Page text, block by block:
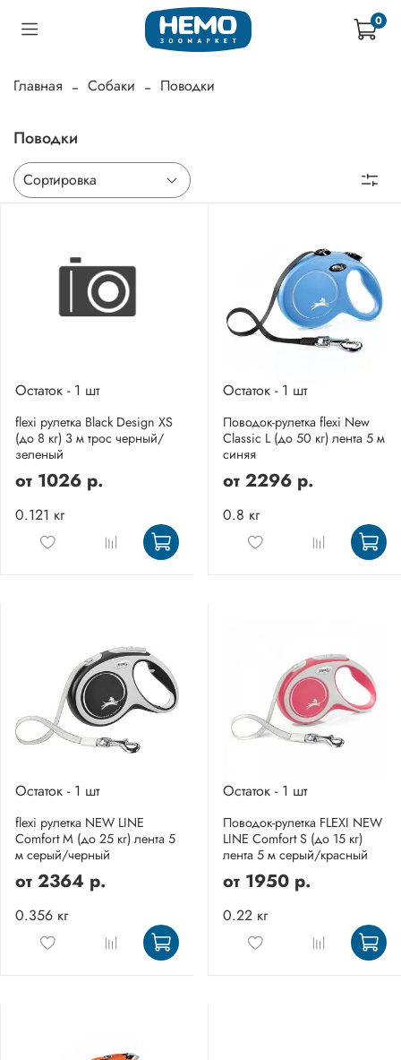
0
Главная Собаки Поводки
Поводки
Остаток - 1 шт
flexi рулетка Black Design XS
(до 8 кг) 3 м трос черный/
зеленый
от 1026 р.
0.121 кг
Остаток - 1 шт
Поводок-рулетка flexi New
Classic L (до 50 кг) лента 5 м
синяя
от 2296 р.
0.8 кг
Остаток - 1 шт
flexi рулетка NEW LINE
Comfort M (до 25 кг) лента 5
м серый/черный
от 2364 р.
0.356 кг
Остаток - 1 шт
Поводок-рулетка FLEXI NEW
LINE Comfort S (до 15 кг)
лента 5 м серый/красный
от 1950 р.
0.22 кг